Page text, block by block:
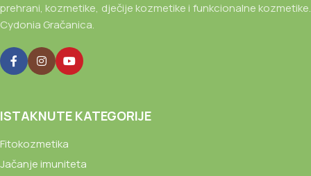
prehrani, kozmetike, dječije kozmetike i funkcionalne kozmetike.
Cydonia Gračanica.
ISTAKNUTE KATEGORIJE
Fitokozmetika
Jačanje imuniteta